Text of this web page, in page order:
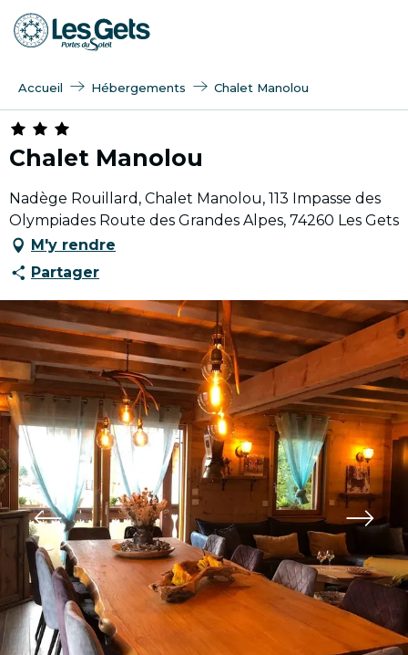
Aller
au
Accueil Hébergements Chalet Manolou
Chalet Manolou
Nadège Rouillard, Chalet Manolou, 113 Impasse des
Olympiades Route des Grandes Alpes, 74260 Les Gets
M'y rendre
Partager